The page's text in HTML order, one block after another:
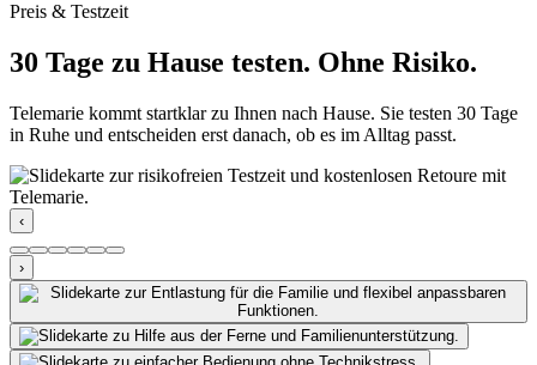
Preis & Testzeit
30 Tage zu Hause testen. Ohne Risiko.
Telemarie kommt startklar zu Ihnen nach Hause. Sie testen 30 Tage
in Ruhe und entscheiden erst danach, ob es im Alltag passt.
‹
›